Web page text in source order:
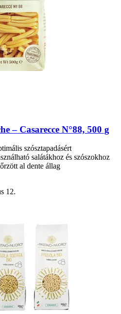
– Casarecce N°88, 500 g
szósztapadásért
salátákhoz és szószokhoz
al dente állag
12.